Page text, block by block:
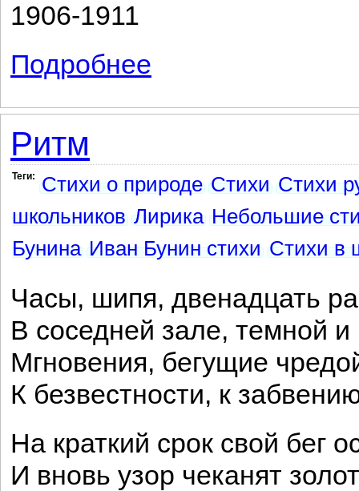
1906-1911
Подробнее
Ритм
Теги: Стихи о природе Стихи Стихи
школьников Лирика Небольшие
Бунина Иван Бунин стихи Стихи в
Часы, шипя, двенадцать
В соседней зале, темной и
Мгновения, бегущие
К безвестности, к
На краткий срок свой бег
И вновь узор чеканят